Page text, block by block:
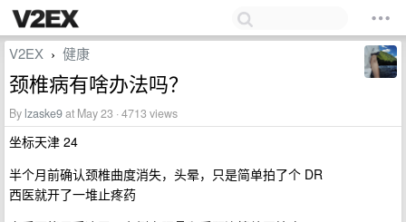
V2EX › 健康
颈椎病有啥办法吗？
By lzaske9at May 23 · 4713 views
坐标天津 24
半个月前确认颈椎曲度消失，头晕，只是简单拍了个 DR
西医就开了一堆止疼药